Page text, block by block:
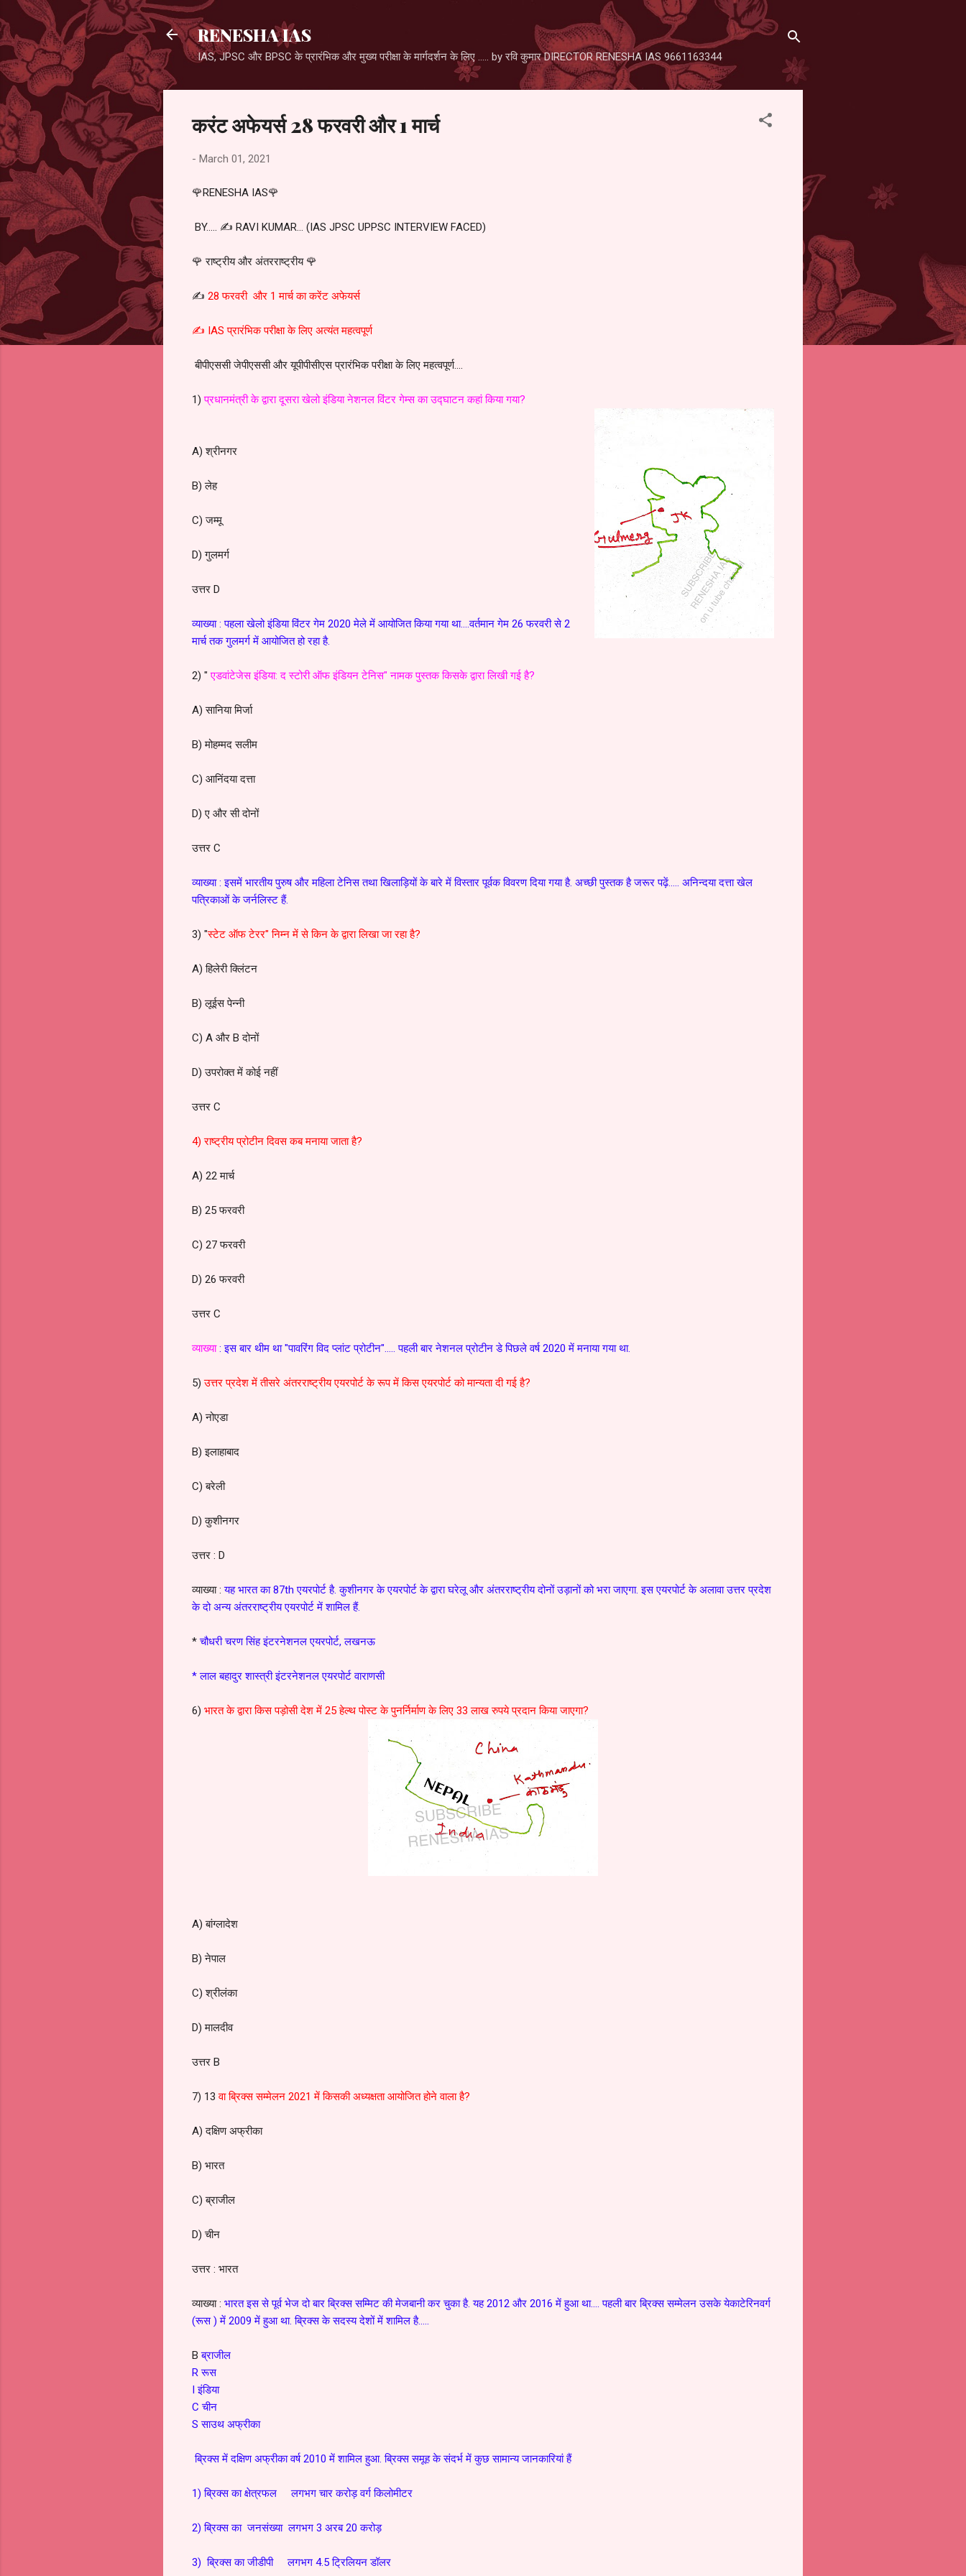
RENESHA IAS
IAS, JPSC और BPSC के प्रारंभिक और मुख्य परीक्षा के मार्गदर्शन के लिए ..... by रवि कुमार DIRECTOR RENESHA IAS 9661163344
करंट अफेयर्स 28 फरवरी और 1 मार्च
- March 01, 2021
🌹RENESHA IAS🌹
BY..... ✍️ RAVI KUMAR... (IAS JPSC UPPSC INTERVIEW FACED)
🌹 राष्ट्रीय और अंतरराष्ट्रीय 🌹
✍️ 28 फरवरी और 1 मार्च का करेंट अफेयर्स
✍️ IAS प्रारंभिक परीक्षा के लिए अत्यंत महत्वपूर्ण
बीपीएससी जेपीएससी और यूपीपीसीएस प्रारंभिक परीक्षा के लिए महत्वपूर्ण....
1)प्रधानमंत्री के द्वारा दूसरा खेलो इंडिया नेशनल विंटर गेम्स का उद्घाटन कहां किया गया?
A) श्रीनगर
B) लेह
C) जम्मू
D) गुलमर्ग
उत्तर D
व्याख्या : पहला खेलो इंडिया विंटर गेम 2020 मेले में आयोजित किया गया था....वर्तमान गेम 26 फरवरी से 2
मार्च तक गुलमर्ग में आयोजित हो रहा है.
2) "एडवांटेजेस इंडिया: द स्टोरी ऑफ इंडियन टेनिस" नामक पुस्तक किसके द्वारा लिखी गई है?
A) सानिया मिर्जा
B) मोहम्मद सलीम
C) आनिंदया दत्ता
D) ए और सी दोनों
उत्तर C
व्याख्या : इसमें भारतीय पुरुष और महिला टेनिस तथा खिलाड़ियों के बारे में विस्तार पूर्वक विवरण दिया गया है. अच्छी पुस्तक है जरूर पढ़ें..... अनिन्दया दत्ता खेल
पत्रिकाओं के जर्नलिस्ट हैं.
3) "स्टेट ऑफ टेरर" निम्न में से किन के द्वारा लिखा जा रहा है?
A) हिलेरी क्लिंटन
B) लूईस पेन्नी
C) A और B दोनों
D) उपरोक्त में कोई नहीं
उत्तर C
4) राष्ट्रीय प्रोटीन दिवस कब मनाया जाता है?
A) 22 मार्च
B) 25 फरवरी
C) 27 फरवरी
D) 26 फरवरी
उत्तर C
व्याख्या: इस बार थीम था "पावरिंग विद प्लांट प्रोटीन"..... पहली बार नेशनल प्रोटीन डे पिछले वर्ष 2020 में मनाया गया था.
5) उत्तर प्रदेश में तीसरे अंतरराष्ट्रीय एयरपोर्ट के रूप में किस एयरपोर्ट को मान्यता दी गई है?
A) नोएडा
B) इलाहाबाद
C) बरेली
D) कुशीनगर
उत्तर : D
व्याख्या :यह भारत का 87th एयरपोर्ट है. कुशीनगर के एयरपोर्ट के द्वारा घरेलू और अंतरराष्ट्रीय दोनों उड़ानों को भरा जाएगा. इस एयरपोर्ट के अलावा उत्तर प्रदेश
के दो अन्य अंतरराष्ट्रीय एयरपोर्ट में शामिल हैं.
*चौधरी चरण सिंह इंटरनेशनल एयरपोर्ट, लखनऊ
* लाल बहादुर शास्त्री इंटरनेशनल एयरपोर्ट वाराणसी
6) भारत के द्वारा किस पड़ोसी देश में 25 हेल्थ पोस्ट के पुनर्निर्माण के लिए 33 लाख रुपये प्रदान किया जाएगा?
A) बांग्लादेश
B) नेपाल
C) श्रीलंका
D) मालदीव
उत्तर B
7) 13 वा ब्रिक्स सम्मेलन 2021 में किसकी अध्यक्षता आयोजित होने वाला है?
A) दक्षिण अफ्रीका
B) भारत
C) ब्राजील
D) चीन
उत्तर : भारत
व्याख्या : भारत इस से पूर्व भेज दो बार ब्रिक्स सम्मिट की मेजबानी कर चुका है. यह 2012 और 2016 में हुआ था.... पहली बार ब्रिक्स सम्मेलन उसके येकाटेरिनवर्ग
(रूस ) में 2009 में हुआ था. ब्रिक्स के सदस्य देशों में शामिल है.....
Bब्राजील
R रूस
I इंडिया
C चीन
S साउथ अफ्रीका
ब्रिक्स में दक्षिण अफ्रीका वर्ष 2010 में शामिल हुआ. ब्रिक्स समूह के संदर्भ में कुछ सामान्य जानकारियां हैं
1) ब्रिक्स का क्षेत्रफल लगभग चार करोड़ वर्ग किलोमीटर
2) ब्रिक्स का जनसंख्या लगभग 3 अरब 20 करोड़
3) ब्रिक्स का जीडीपी लगभग 4.5 ट्रिलियन डॉलर